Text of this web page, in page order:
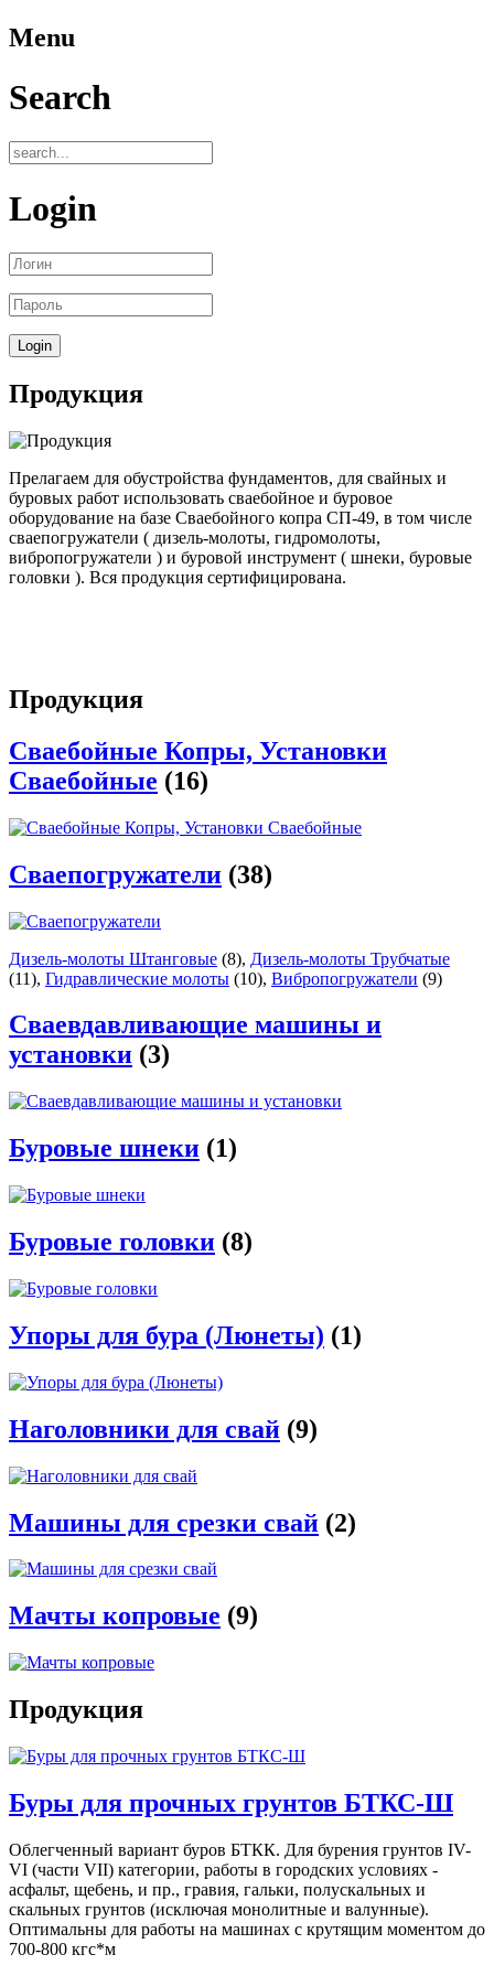
Menu
Search
Login
Продукция
Прелагаем для обустройства фундаментов, для свайных и
буровых работ использовать сваебойное и буровое
оборудование на базе Сваебойного копра СП-49, в том числе
сваепогружатели ( дизель-молоты, гидромолоты,
вибропогружатели ) и буровой инструмент ( шнеки, буровые
головки ). Вся продукция сертифицирована.
Продукция
Сваебойные Копры, Установки
Сваебойные (16)
Сваепогружатели (38)
Дизель-молоты Штанговые (8), Дизель-молоты Трубчатые
(11), Гидравлические молоты (10), Вибропогружатели (9)
Сваевдавливающие машины и
установки (3)
Буровые шнеки (1)
Буровые головки (8)
Упоры для бура (Люнеты) (1)
Наголовники для свай (9)
Машины для срезки свай (2)
Мачты копровые (9)
Продукция
Буры для прочных грунтов БТКС-Ш
Облегченный вариант буров БТКК. Для бурения грунтов IV-
VI (части VII) категории, работы в городских условиях -
асфальт, щебень, и пр., гравия, гальки, полускальных и
скальных грунтов (исключая монолитные и валунные).
Оптимальны для работы на машинах с крутящим моментом до
700-800 кгс*м